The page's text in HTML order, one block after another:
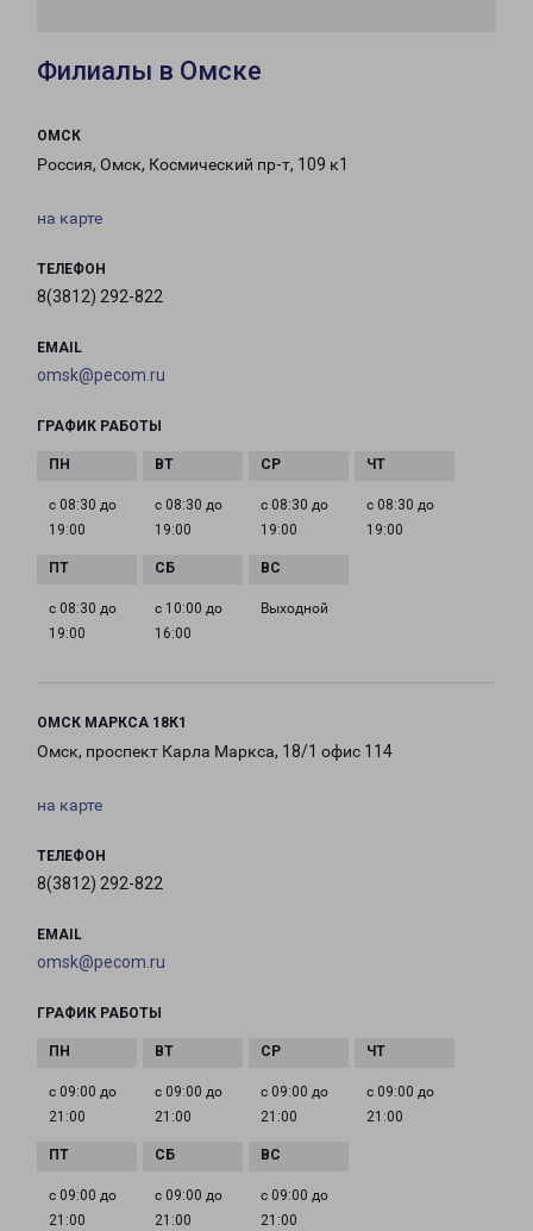
Филиалы в Омске
ОМСК
Россия, Омск, Космический пр-т, 109 к1
на карте
ТЕЛЕФОН
8(3812) 292-822
EMAIL
omsk@pecom.ru
ГРАФИК РАБОТЫ
с 08:30 до
19:00
с 08:30 до
19:00
с 08:30 до
19:00
с 08:30 до
19:00
с 08:30 до
19:00
с 10:00 до
16:00
Выходной
ОМСК МАРКСА 18К1
Омск, проспект Карла Маркса, 18/1 офис 114
на карте
ТЕЛЕФОН
8(3812) 292-822
EMAIL
omsk@pecom.ru
ГРАФИК РАБОТЫ
с 09:00 до
21:00
с 09:00 до
21:00
с 09:00 до
21:00
с 09:00 до
21:00
с 09:00 до
21:00
с 09:00 до
21:00
с 09:00 до
21:00